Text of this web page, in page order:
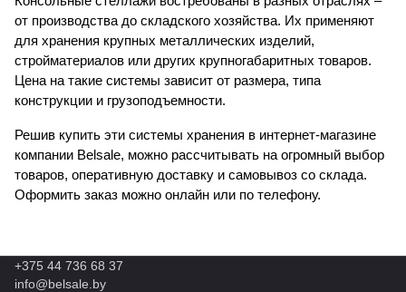
от производства до складского хозяйства. Их применяют
для хранения крупных металлических изделий,
стройматериалов или других крупногабаритных товаров.
Цена на такие системы зависит от размера, типа
конструкции и грузоподъемности.
Решив купить эти системы хранения в интернет-магазине
компании Belsale, можно рассчитывать на огромный выбор
товаров, оперативную доставку и самовывоз со склада.
Оформить заказ можно онлайн или по телефону.
+375 44 736 68 37
info@belsale.by